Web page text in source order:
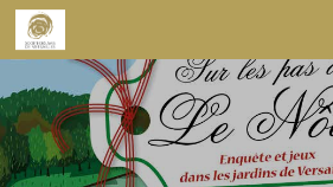
Skip to content